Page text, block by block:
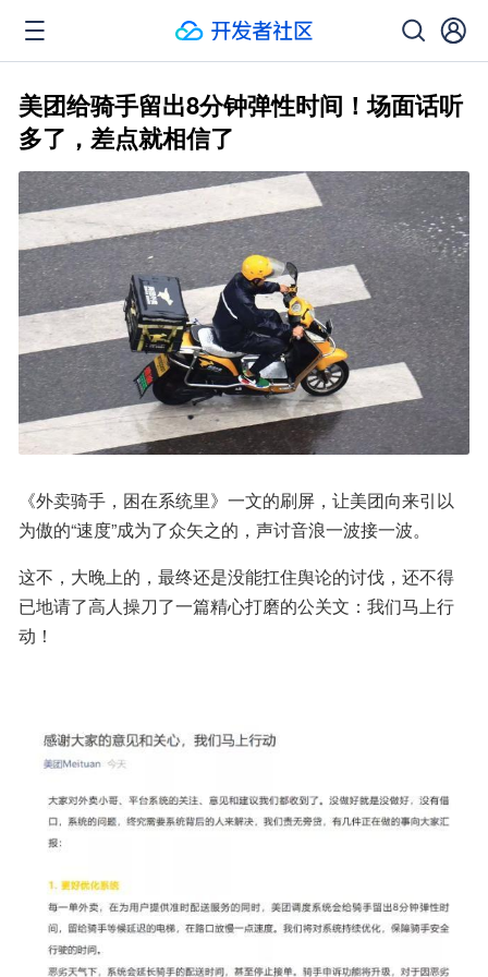
美团给骑手留出8分钟弹性时间！场面话听
多了，差点就相信了
《外卖骑手，困在系统里》一文的刷屏，让美团向来引以
为傲的“速度”成为了众矢之的，声讨音浪一波接一波。
这不，大晚上的，最终还是没能扛住舆论的讨伐，还不得
已地请了高人操刀了一篇精心打磨的公关文：我们马上行
动！